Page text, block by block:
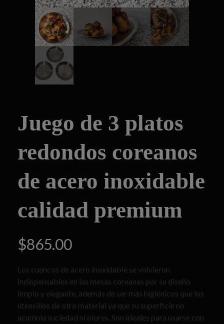
Juego de 3 platos
redondos coreanos
de acero inoxidable
calidad premium
$865.00
Los cuencos de acero inoxidable se volvieron
indispensables en las mesas coreanas por su diseño
limpio y elegante, además de ser más higiénicos que los
utensilios de otro material ya que su superficie no
acumula suciedad ni olores. Son ideales para usarse con